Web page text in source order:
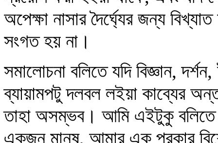
অপেক্ষা নাসার দৈর্ঘ্যের জন্য
সংগত হয় না।
সমালোচনা বলিতে যদি বিজ্ঞান,
ব্যায়ামপটু দলবল লইয়া কাব্যের
তাহা অসম্ভব। আমি এইটুকু বলিতে
একজন মানুষ, আমার এক প্রকার